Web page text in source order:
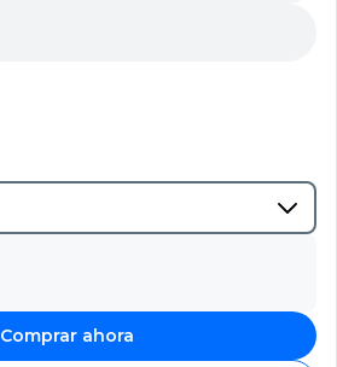
Comprar ahora